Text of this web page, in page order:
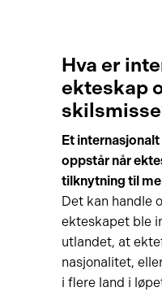
Hva er
ekteskap
Et
oppstår når
tilknytning til
Det kan handle
ekteskapet ble
utlandet, at
nasjonalitet,
i flere land i